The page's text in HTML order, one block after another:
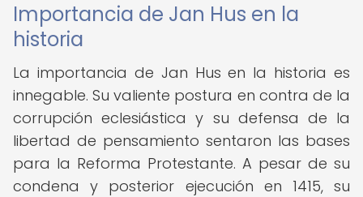
Importancia de Jan Hus en la
historia
La importancia de Jan Hus en la historia es
innegable. Su valiente postura en contra de la
corrupción eclesiástica y su defensa de la
libertad de pensamiento sentaron las bases
para la Reforma Protestante. A pesar de su
condena y posterior ejecución en 1415, su